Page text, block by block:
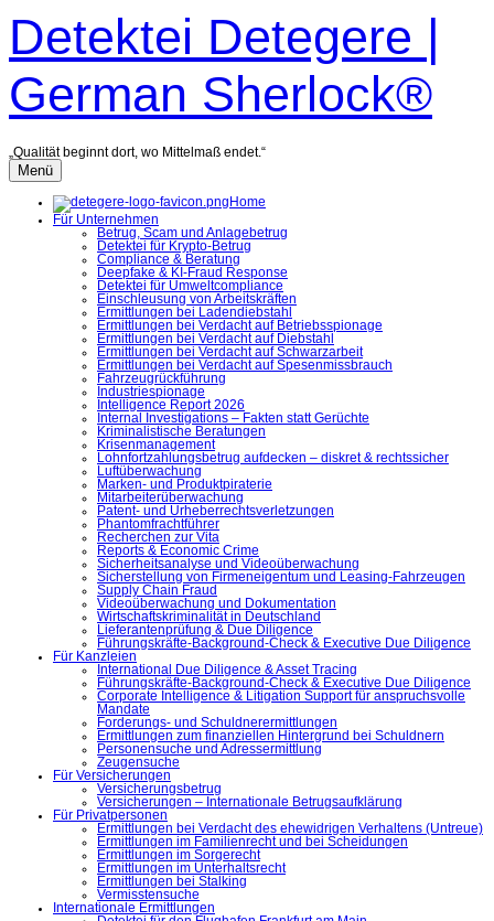
Inhalt
überspringen
Detektei Detegere |
German Sherlock®
„Qualität beginnt dort, wo Mittelmaß endet.“
Menü
Home
Für Unternehmen
Betrug, Scam und Anlagebetrug
Detektei für Krypto-Betrug
Compliance & Beratung
Deepfake & KI-Fraud Response
Detektei für Umweltcompliance
Einschleusung von Arbeitskräften
Ermittlungen bei Ladendiebstahl
Ermittlungen bei Verdacht auf Betriebsspionage
Ermittlungen bei Verdacht auf Diebstahl
Ermittlungen bei Verdacht auf Schwarzarbeit
Ermittlungen bei Verdacht auf Spesenmissbrauch
Fahrzeugrückführung
Industriespionage
Intelligence Report 2026
Internal Investigations – Fakten statt Gerüchte
Kriminalistische Beratungen
Krisenmanagement
Lohnfortzahlungsbetrug aufdecken – diskret & rechtssicher
Luftüberwachung
Marken- und Produktpiraterie
Mitarbeiterüberwachung
Patent- und Urheberrechtsverletzungen
Phantomfrachtführer
Recherchen zur Vita
Reports & Economic Crime
Sicherheitsanalyse und Videoüberwachung
Sicherstellung von Firmeneigentum und Leasing-Fahrzeugen
Supply Chain Fraud
Videoüberwachung und Dokumentation
Wirtschaftskriminalität in Deutschland
Lieferantenprüfung & Due Diligence
Führungskräfte-Background-Check & Executive Due Diligence
Für Kanzleien
International Due Diligence & Asset Tracing
Führungskräfte-Background-Check & Executive Due Diligence
Corporate Intelligence & Litigation Support für anspruchsvolle
Mandate
Forderungs- und Schuldnerermittlungen
Ermittlungen zum finanziellen Hintergrund bei Schuldnern
Personensuche und Adressermittlung
Zeugensuche
Für Versicherungen
Versicherungsbetrug
Versicherungen – Internationale Betrugsaufklärung
Für Privatpersonen
Ermittlungen bei Verdacht des ehewidrigen Verhaltens (Untreue)
Ermittlungen im Familienrecht und bei Scheidungen
Ermittlungen im Sorgerecht
Ermittlungen im Unterhaltsrecht
Ermittlungen bei Stalking
Vermisstensuche
Internationale Ermittlungen